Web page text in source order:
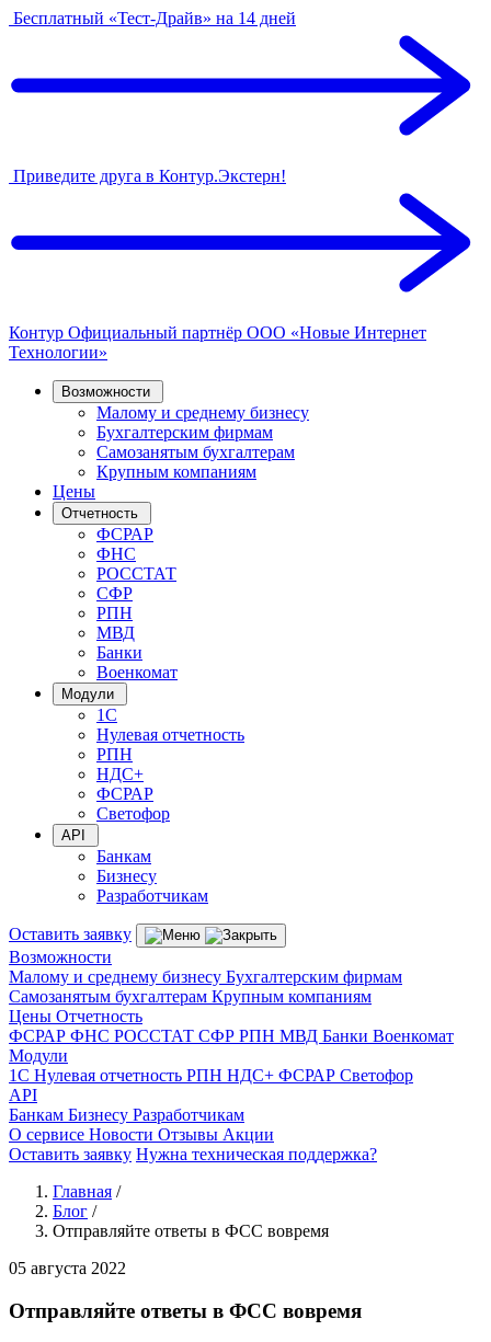
Бесплатный «Тест-Драйв» на 14 дней
Приведите друга в Контур.Экстерн!
Контур Официальный партнёр ООО «Новые Интернет
Технологии»
Возможности
Малому и среднему бизнесу
Бухгалтерским фирмам
Самозанятым бухгалтерам
Крупным компаниям
Цены
Отчетность
ФСРАР
ФНС
РОССТАТ
СФР
РПН
МВД
Банки
Военкомат
Модули
1С
Нулевая отчетность
РПН
НДС+
ФСРАР
Светофор
API
Банкам
Бизнесу
Разработчикам
Оставить заявку
Возможности
Малому и среднему бизнесу Бухгалтерским фирмам
Самозанятым бухгалтерам Крупным компаниям
Цены Отчетность
ФСРАР ФНС РОССТАТ СФР РПН МВД Банки Военкомат
Модули
1С Нулевая отчетность РПН НДС+ ФСРАР Светофор
API
Банкам Бизнесу Разработчикам
О сервисе Новости Отзывы Акции
Оставить заявку Нужна техническая поддержка?
Главная /
Блог /
Отправляйте ответы в ФСС вовремя
05 августа 2022
Отправляйте ответы в ФСС вовремя